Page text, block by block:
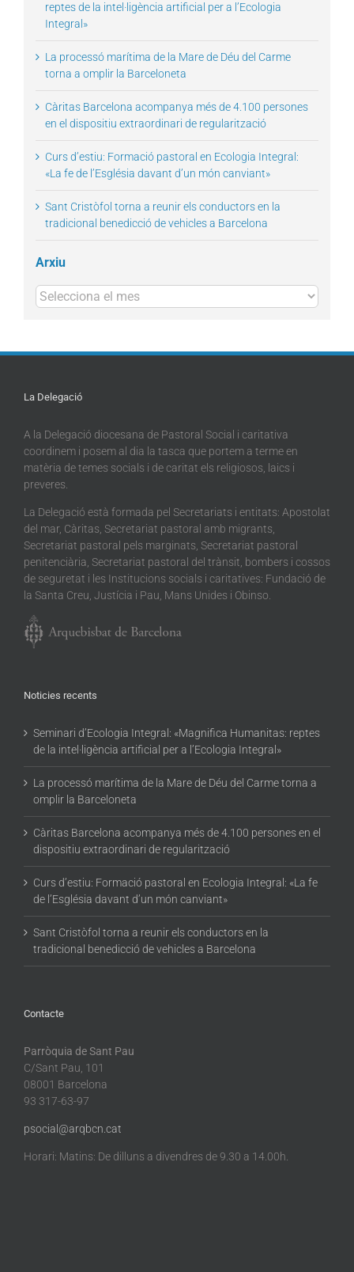
reptes de la intel·ligència artificial per a l’Ecologia
Integral»
La processó marítima de la Mare de Déu del Carme
torna a omplir la Barceloneta
Càritas Barcelona acompanya més de 4.100 persones
en el dispositiu extraordinari de regularització
Curs d’estiu: Formació pastoral en Ecologia Integral:
«La fe de l’Església davant d’un món canviant»
Sant Cristòfol torna a reunir els conductors en la
tradicional benedicció de vehicles a Barcelona
Arxiu
Arxius
La Delegació
A la Delegació diocesana de Pastoral Social i caritativa
coordinem i posem al dia la tasca que portem a terme en
matèria de temes socials i de caritat els religiosos, laics i
preveres.
La Delegació està formada pel Secretariats i entitats: Apostolat
del mar, Càritas, Secretariat pastoral amb migrants,
Secretariat pastoral pels marginats, Secretariat pastoral
penitenciària, Secretariat pastoral del trànsit, bombers i cossos
de seguretat i les Institucions socials i caritatives: Fundació de
la Santa Creu, Justícia i Pau, Mans Unides i Obinso.
Noticies recents
Seminari d’Ecologia Integral: «Magnifica Humanitas: reptes
de la intel·ligència artificial per a l’Ecologia Integral»
La processó marítima de la Mare de Déu del Carme torna a
omplir la Barceloneta
Càritas Barcelona acompanya més de 4.100 persones en el
dispositiu extraordinari de regularització
Curs d’estiu: Formació pastoral en Ecologia Integral: «La fe
de l’Església davant d’un món canviant»
Sant Cristòfol torna a reunir els conductors en la
tradicional benedicció de vehicles a Barcelona
Contacte
Parròquia de Sant Pau
C/Sant Pau, 101
08001 Barcelona
93 317-63-97
psocial@arqbcn.cat
Horari: Matins: De dilluns a divendres de 9.30 a 14.00h.